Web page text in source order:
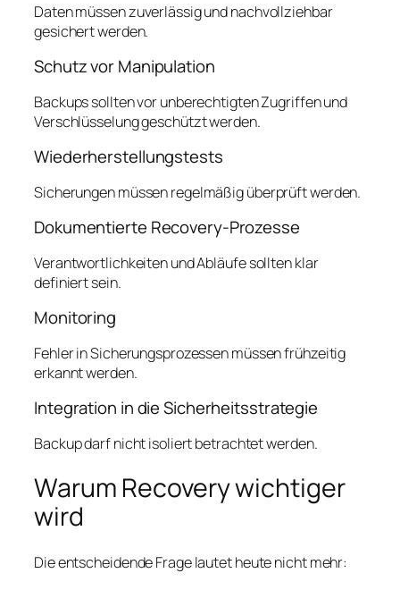
Daten müssen zuverlässig und nachvollziehbar
gesichert werden.
Schutz vor Manipulation
Backups sollten vor unberechtigten Zugriffen und
Verschlüsselung geschützt werden.
Wiederherstellungstests
Sicherungen müssen regelmäßig überprüft werden.
Dokumentierte Recovery-Prozesse
Verantwortlichkeiten und Abläufe sollten klar
definiert sein.
Monitoring
Fehler in Sicherungsprozessen müssen frühzeitig
erkannt werden.
Integration in die Sicherheitsstrategie
Backup darf nicht isoliert betrachtet werden.
Warum Recovery wichtiger
wird
Die entscheidende Frage lautet heute nicht mehr: